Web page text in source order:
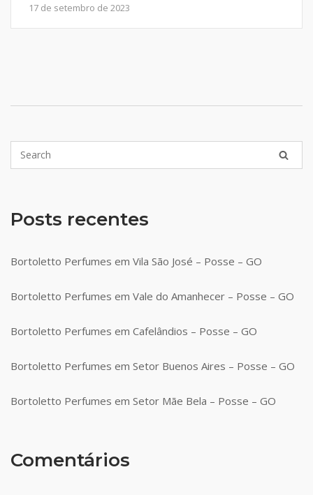
17 de setembro de 2023
Posts recentes
Bortoletto Perfumes em Vila São José – Posse – GO
Bortoletto Perfumes em Vale do Amanhecer – Posse – GO
Bortoletto Perfumes em Cafelândios – Posse – GO
Bortoletto Perfumes em Setor Buenos Aires – Posse – GO
Bortoletto Perfumes em Setor Mãe Bela – Posse – GO
Comentários